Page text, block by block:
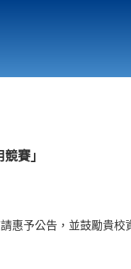
賽」
惠予公告，並鼓勵貴校